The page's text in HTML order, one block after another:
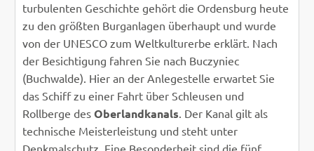
turbulenten Geschichte gehört die Ordensburg heute
zu den größten Burganlagen überhaupt und wurde
von der UNESCO zum Weltkulturerbe erklärt. Nach
der Besichtigung fahren Sie nach Buczyniec
(Buchwalde). Hier an der Anlegestelle erwartet Sie
das Schiff zu einer Fahrt über Schleusen und
Rollberge desOberlandkanals. Der Kanal gilt als
technische Meisterleistung und steht unter